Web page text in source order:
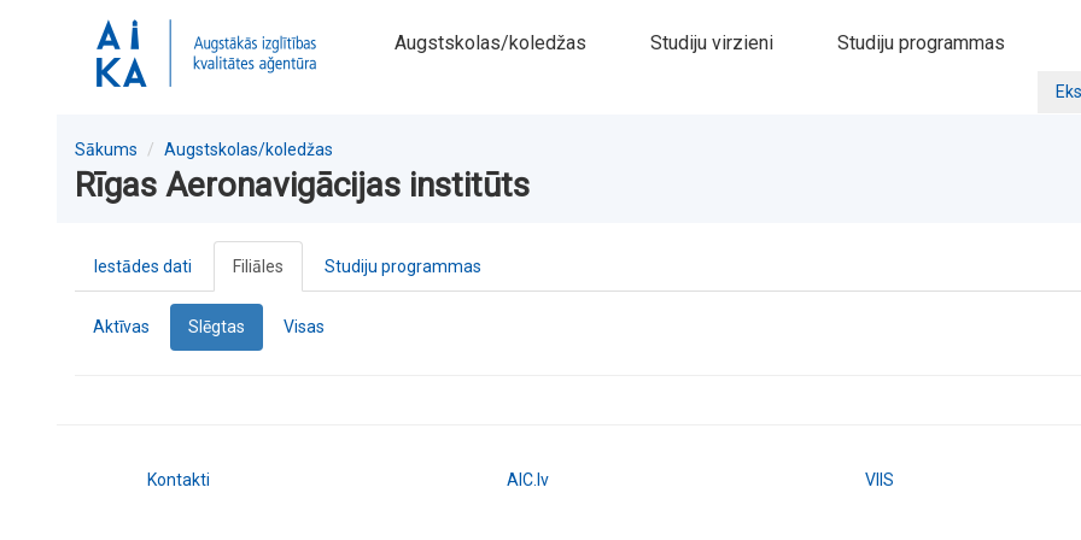
Augstskolas/koledžas Studiju virzieni Studiju programmas
Sākums Augstskolas/koledžas
Rīgas Aeronavigācijas institūts
Iestādes dati Filiāles Studiju programmas
Aktīvas Slēgtas Visas
Kontakti AIC.lv VIIS